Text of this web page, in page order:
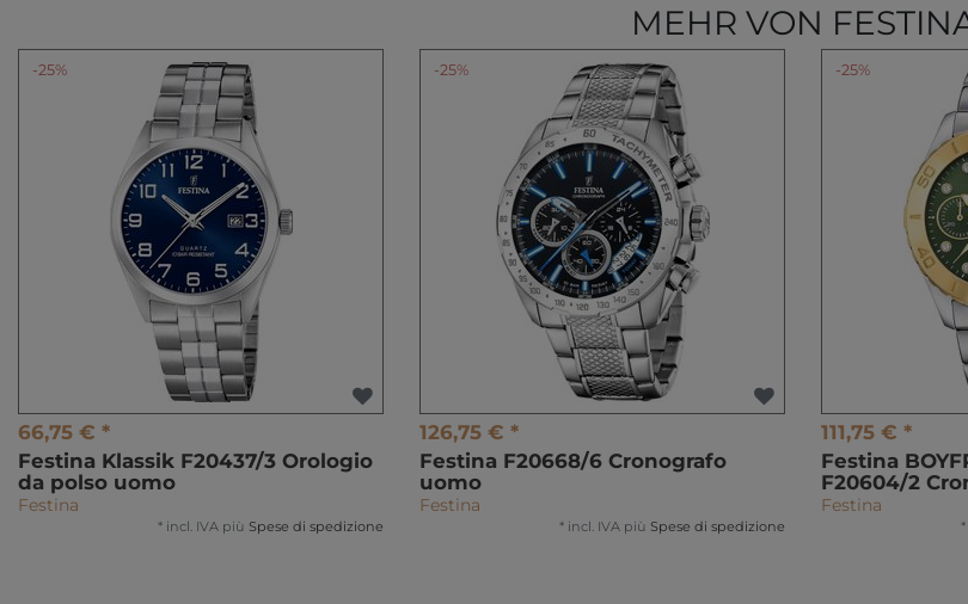
MEHR VON
-25%
66,75 € *
Festina Klassik F20437/3 Orologio
da polso uomo
Festina
* incl. IVA più Spese di spedizione
-25%
126,75 € *
Festina F20668/6 Cronografo
uomo
Festina
* incl. IVA più Spese di spedizione
-25%
111,75 € *
Festina
F20604/2
Festina
*